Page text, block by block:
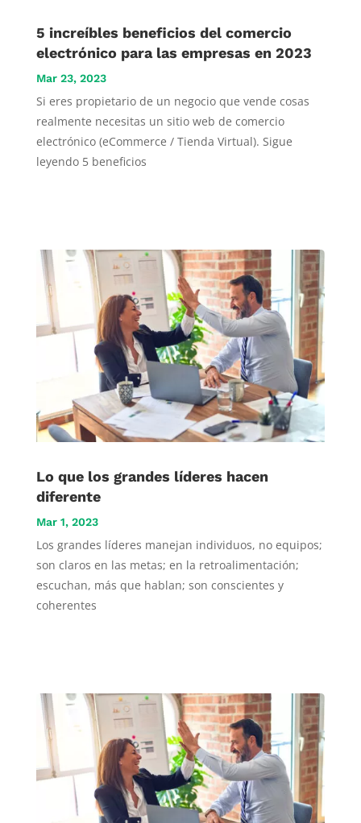
5 increíbles beneficios del comercio
electrónico para las empresas en 2023
Mar 23, 2023
Si eres propietario de un negocio que vende cosas
realmente necesitas un sitio web de comercio
electrónico (eCommerce / Tienda Virtual). Sigue
leyendo 5 beneficios
Lo que los grandes líderes hacen
diferente
Mar 1, 2023
Los grandes líderes manejan individuos, no equipos;
son claros en las metas; en la retroalimentación;
escuchan, más que hablan; son conscientes y
coherentes